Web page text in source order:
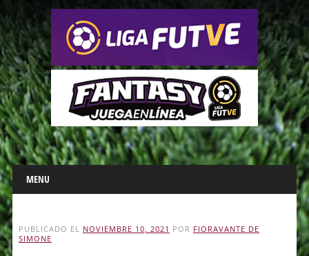
Main menu
Skip
to
content
MENU
PUBLICADO EL NOVIEMBRE 10, 2021 POR FIORAVANTE DE
SIMONE